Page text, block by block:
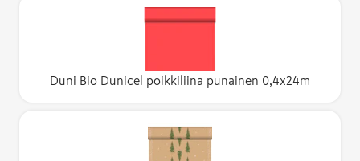
Duni Bio Dunicel poikkiliina punainen 0,4x24m